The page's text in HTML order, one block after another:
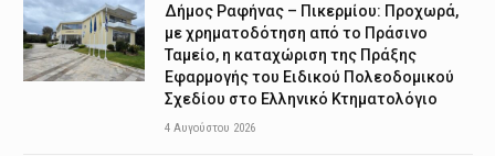
Δήμος Ραφήνας – Πικερμίου: Προχωρά,
με χρηματοδότηση από το Πράσινο
Ταμείο, η καταχώριση της Πράξης
Εφαρμογής του Ειδικού Πολεοδομικού
Σχεδίου στο Ελληνικό Κτηματολόγιο
4 Αυγούστου 2026